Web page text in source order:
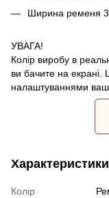
Ширина ременя
УВАГА!
Колір виробу в
ви бачите на
налаштуваннями
Характеристики
Колір